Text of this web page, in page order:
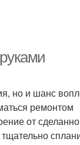
но и шанс
ремонтом
от